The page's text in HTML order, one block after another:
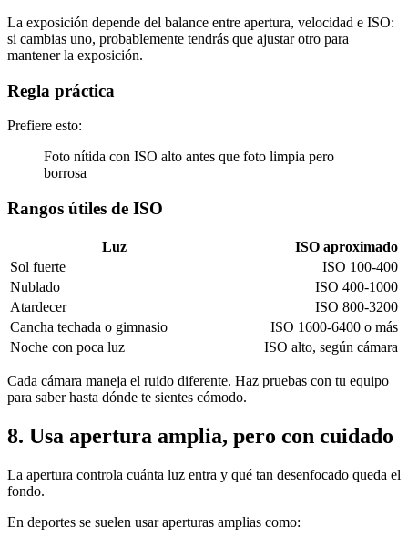
La exposición depende del balance entre apertura, velocidad e ISO:
si cambias uno, probablemente tendrás que ajustar otro para
mantener la exposición.
Regla práctica
Prefiere esto:
Foto nítida con ISO alto antes que foto limpia pero
borrosa
Rangos útiles de ISO
Luz
ISO aproximado
Sol fuerte
ISO 100-400
Nublado
ISO 400-1000
Atardecer
ISO 800-3200
Cancha techada o gimnasio
ISO 1600-6400 o más
Noche con poca luz
ISO alto, según cámara
Cada cámara maneja el ruido diferente. Haz pruebas con tu equipo
para saber hasta dónde te sientes cómodo.
8. Usa apertura amplia, pero con cuidado
La apertura controla cuánta luz entra y qué tan desenfocado queda el
fondo.
En deportes se suelen usar aperturas amplias como: